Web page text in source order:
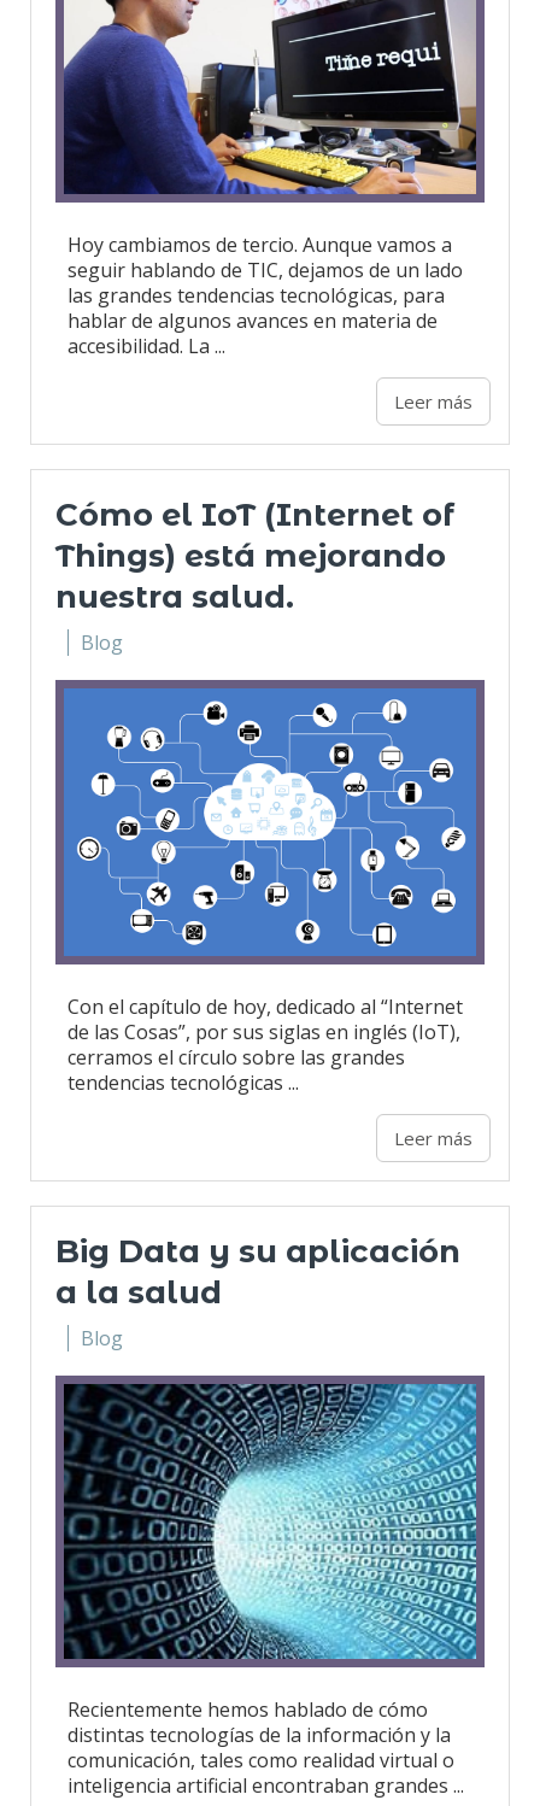
Hoy cambiamos de tercio. Aunque vamos a
seguir hablando de TIC, dejamos de un lado
las grandes tendencias tecnológicas, para
hablar de algunos avances en materia de
accesibilidad. La ...
Leer más
Cómo el IoT (Internet of
Things) está mejorando
nuestra salud.
Blog
Con el capítulo de hoy, dedicado al “Internet
de las Cosas”, por sus siglas en inglés (IoT),
cerramos el círculo sobre las grandes
tendencias tecnológicas ...
Leer más
Big Data y su aplicación
a la salud
Blog
Recientemente hemos hablado de cómo
distintas tecnologías de la información y la
comunicación, tales como realidad virtual o
inteligencia artificial encontraban grandes ...